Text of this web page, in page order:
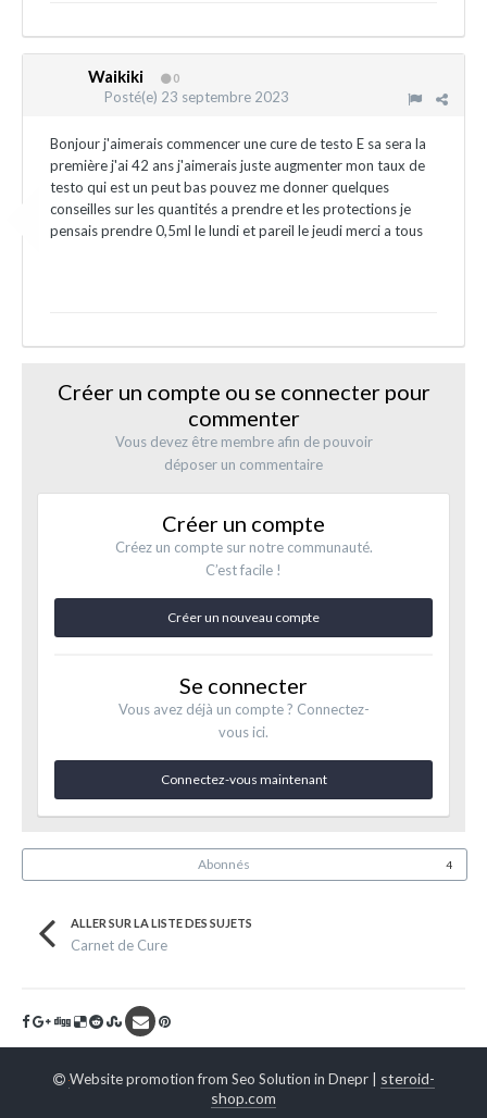
Waikiki 0
Posté(e) 23 septembre 2023
Bonjour j'aimerais commencer une cure de testo E sa sera la
première j'ai 42 ans j'aimerais juste augmenter mon taux de
testo qui est un peut bas pouvez me donner quelques
conseilles sur les quantités a prendre et les protections je
pensais prendre 0,5ml le lundi et pareil le jeudi merci a tous
Créer un compte ou se connecter pour
commenter
Vous devez être membre afin de pouvoir
déposer un commentaire
Créer un compte
Créez un compte sur notre communauté.
C’est facile !
Créer un nouveau compte
Se connecter
Vous avez déjà un compte ? Connectez-
vous ici.
Connectez-vous maintenant
Abonnés 4
ALLER SUR LA LISTE DES SUJETS
Carnet de Cure
Website promotion from Seo Solution in Dnepr | steroid-
shop.com